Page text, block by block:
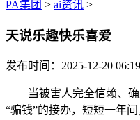
PA集团 > ai资讯 >
天说乐趣快乐喜爱
发布时间：2025-12-20
当被害人完全信赖、确
“骗钱”的接办，短短一年